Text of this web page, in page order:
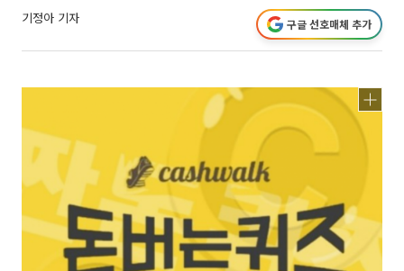
기정아 기자 구글 선호매체 추가